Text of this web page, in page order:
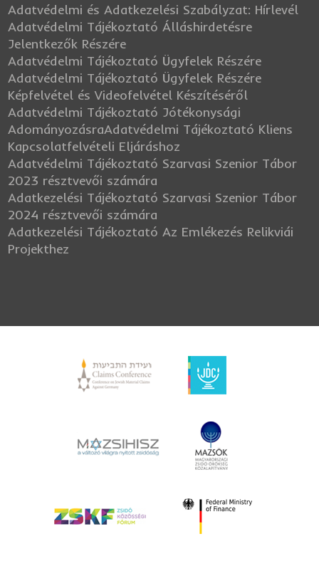
Adatvédelmi és Adatkezelési Szabályzat: Hírlevél
Adatvédelmi Tájékoztató Álláshirdetésre
Jelentkezők Részére
Adatvédelmi Tájékoztató Ügyfelek Részére
Adatvédelmi Tájékoztató Ügyfelek Részére
Képfelvétel és Videofelvétel Készítéséről
Adatvédelmi Tájékoztató Jótékonysági
AdományozásraAdatvédelmi Tájékoztató Kliens
Kapcsolatfelvételi Eljáráshoz
Adatvédelmi Tájékoztató Szarvasi Szenior Tábor
2023 résztvevői számára
Adatkezelési Tájékoztató Szarvasi Szenior Tábor
2024 résztvevői számára
Adatkezelési Tájékoztató Az Emlékezés Relikviái
Projekthez